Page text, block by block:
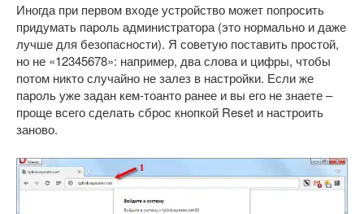
Иногда при первом входе устройство может попросить
придумать пароль администратора (это нормально и даже
лучше для безопасности). Я советую поставить простой,
но не «12345678»: например, два слова и цифры, чтобы
потом никто случайно не залез в настройки. Если же
пароль уже задан кем-тоанто ранее и вы его не знаете –
проще всего сделать сброс кнопкой Reset и настроить
заново.